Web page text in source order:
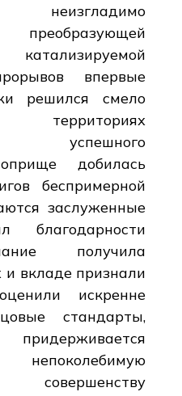
неизгладимо
впервые
решился смело
территориях
успешного
добилась
беспримерной
заслуженные
благодарности
получила
и вкладе признали
искренне
стандарты,
непоколебимую
совершенству